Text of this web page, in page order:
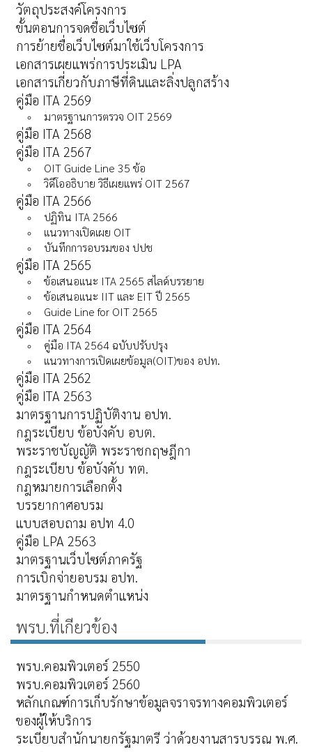
วัตถุประสงค์โครงการ
ขั้นตอนการจดชื่อเว็บไซต์
การย้ายชื่อเว็บไซต์มาใช้เว็บโครงการ
เอกสารเผยแพร่การประเมิน LPA
เอกสารเกี่ยวกับภาษีที่ดินและลิ่งปลูกสร้าง
คู่มือ ITA 2569
มาตรฐานการตรวจ OIT 2569
คู่มือ ITA 2568
คู่มือ ITA 2567
OIT Guide Line 35 ข้อ
วิดีโออธิบาย วิธีเผยแพร่ OIT 2567
คู่มือ ITA 2566
ปฏิทิน ITA 2566
แนวทางเปิดเผย OIT
บันทึกการอบรมของ ปปช
คู่มือ ITA 2565
ข้อเสนอแนะ ITA 2565 สไลด์บรรยาย
ข้อเสนอแนะ IIT และ EIT ปี 2565
Guide Line for OIT 2565
คู่มือ ITA 2564
คู่มือ ITA 2564 ฉบับปรับปรุง
แนวทางการเปิดเผยข้อมูล(OIT)ของ อปท.
คู่มือ ITA 2562
คู่มือ ITA 2563
มาตรฐานการปฏิบัติงาน อปท.
กฎระเบียบ ข้อบังคับ อบต.
พระราชบัญญัติ พระราชกฤษฎีกา
กฎระเบียบ ข้อบังคับ ทต.
กฎหมายการเลือกตั้ง
บรรยากาศอบรม
แบบสอบถาม อปท 4.0
คู่มือ LPA 2563
มาตรฐานเว็บไซต์ภาครัฐ
การเบิกจ่ายอบรม อปท.
มาตรฐานกำหนดตำแหน่ง
พรบ.ที่เกียวข้อง
พรบ.คอมพิวเตอร์ 2550
พรบ.คอมพิวเตอร์ 2560
หลักเกณฑ์การเก็บรักษาข้อมูลจราจรทางคอมพิวเตอร์
ของผู้ให้บริการ
ระเบียบสำนักนายกรัฐมาตรี ว่าด้วยงานสารบรรณ พ.ศ.